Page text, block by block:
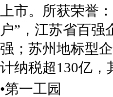
上市。所获荣誉
户”，江苏省百强
强；苏州地标型
计纳税超130亿，
•第一工园